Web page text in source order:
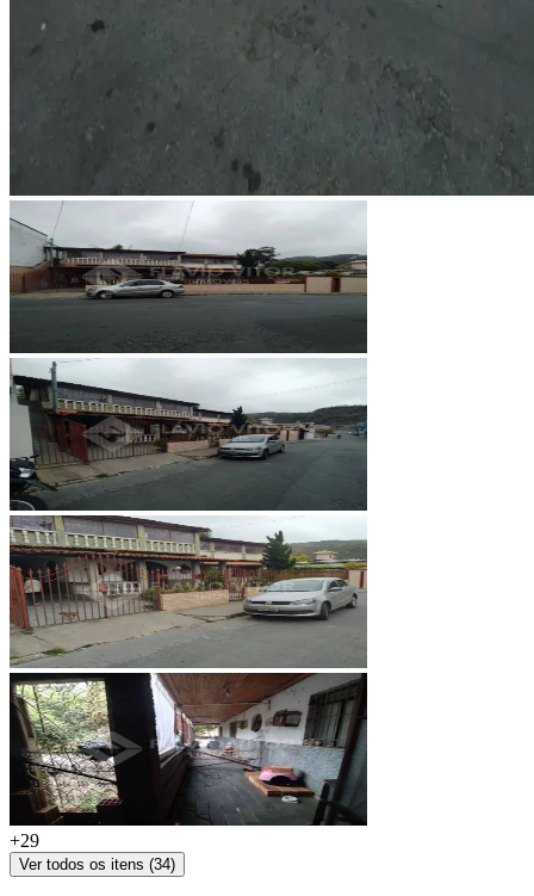
+29
Ver todos os itens (34)